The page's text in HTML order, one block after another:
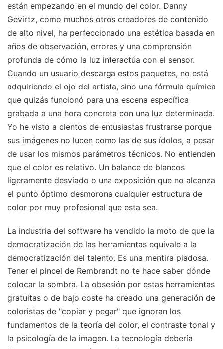
están empezando en el mundo del color. Danny
Gevirtz, como muchos otros creadores de contenido
de alto nivel, ha perfeccionado una estética basada en
años de observación, errores y una comprensión
profunda de cómo la luz interactúa con el sensor.
Cuando un usuario descarga estos paquetes, no está
adquiriendo el ojo del artista, sino una fórmula química
que quizás funcionó para una escena específica
grabada a una hora concreta con una luz determinada.
Yo he visto a cientos de entusiastas frustrarse porque
sus imágenes no lucen como las de sus ídolos, a pesar
de usar los mismos parámetros técnicos. No entienden
que el color es relativo. Un balance de blancos
ligeramente desviado o una exposición que no alcanza
el punto óptimo desmorona cualquier estructura de
color por muy profesional que esta sea.
La industria del software ha vendido la moto de que la
democratización de las herramientas equivale a la
democratización del talento. Es una mentira piadosa.
Tener el pincel de Rembrandt no te hace saber dónde
colocar la sombra. La obsesión por estas herramientas
gratuitas o de bajo coste ha creado una generación de
coloristas de "copiar y pegar" que ignoran los
fundamentos de la teoría del color, el contraste tonal y
la psicología de la imagen. La tecnología debería